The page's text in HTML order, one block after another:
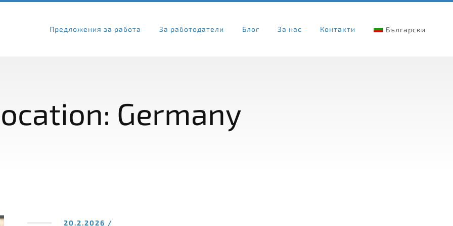
Предложения за работа За работодатели Блог За нас Контакти Български
Germany
20.2.2026 /